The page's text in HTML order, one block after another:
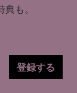
も。
登録する